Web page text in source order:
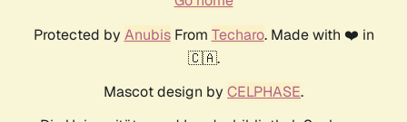
Protected by AnubisFrom Techaro. Made with ❤️ in
🇨🇦.
Mascot design by CELPHASE.